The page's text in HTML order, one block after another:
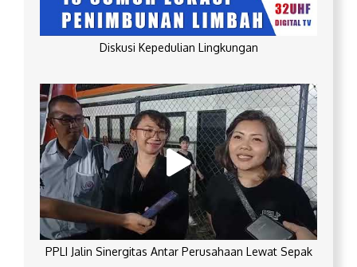
Diskusi Kepedulian Lingkungan
PPLI Jalin Sinergitas Antar Perusahaan Lewat Sepak